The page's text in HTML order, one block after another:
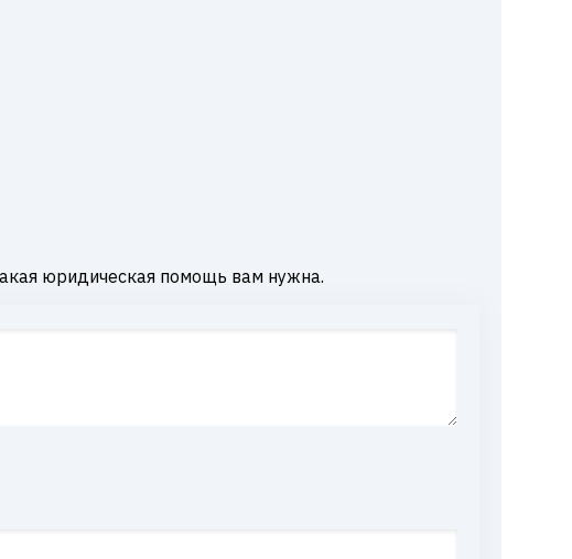
юридическая помощь вам нужна.